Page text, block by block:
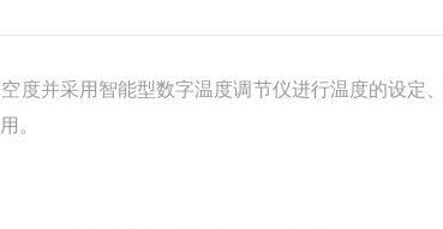
度并采用智能型数字温度调节仪进行温度的设定
。